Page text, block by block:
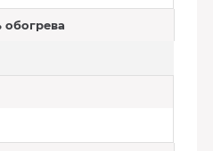
обогрева